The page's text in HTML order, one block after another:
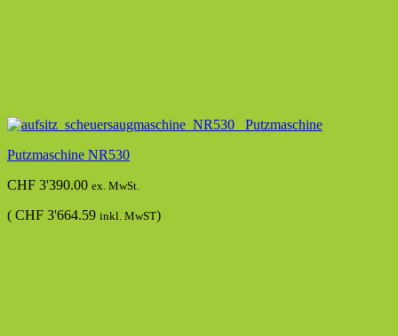
Putzmaschine NR530
CHF 3'390.00 ex. MwSt.
( CHF 3'664.59 inkl. MwST)